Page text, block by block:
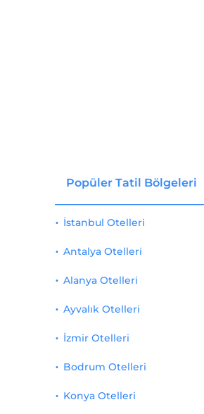
Popüler Tatil Bölgeleri
İstanbul Otelleri
Antalya Otelleri
Alanya Otelleri
Ayvalık Otelleri
İzmir Otelleri
Bodrum Otelleri
Konya Otelleri